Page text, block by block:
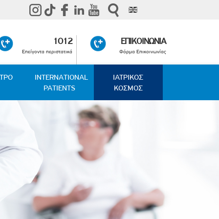
1012
Επείγοντα περιστατικά
ΕΠΙΚΟΙΝΩΝΙΑ
Φόρμα Επικοινωνίας
INTERNATIONAL
PATIENTS
ΙΑΤΡΙΚΟΣ
ΚΟΣΜΟΣ